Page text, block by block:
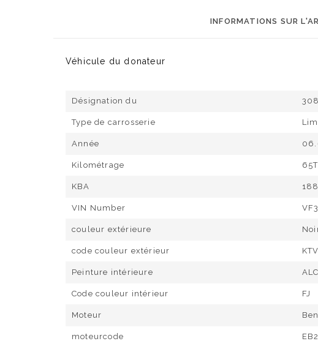
INFORMATIONS SUR
Véhicule du donateur
Désignation du
Type de carrosserie
Année
Kilométrage
KBA
VIN Number
couleur extérieure
code couleur extérieur KTV
Peinture intérieure
Code couleur intérieur FJ
Moteur
moteurcode